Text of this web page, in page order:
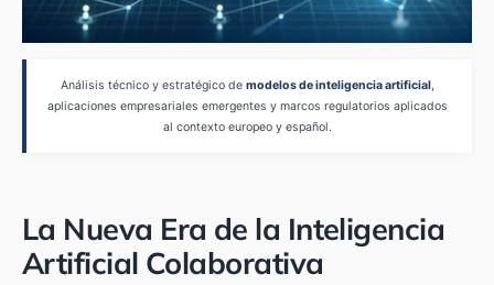
Análisis técnico y estratégico demodelos de inteligencia artificial,
aplicaciones empresariales emergentes y marcos regulatorios aplicados
al contexto europeo y español.
La Nueva Era de la Inteligencia
Artificial Colaborativa